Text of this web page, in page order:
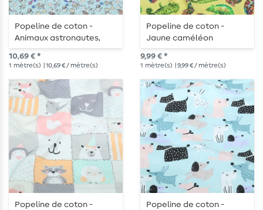
Popeline de coton -
Animaux astronautes,
Bleu clair
10,69 € *
1 mètre(s) | 10,69 € / mètre(s)
Popeline de coton -
Jaune caméléon
9,99 € *
1 mètre(s) | 9,99 € / mètre(s)
Popeline de coton -
Popeline de coton -